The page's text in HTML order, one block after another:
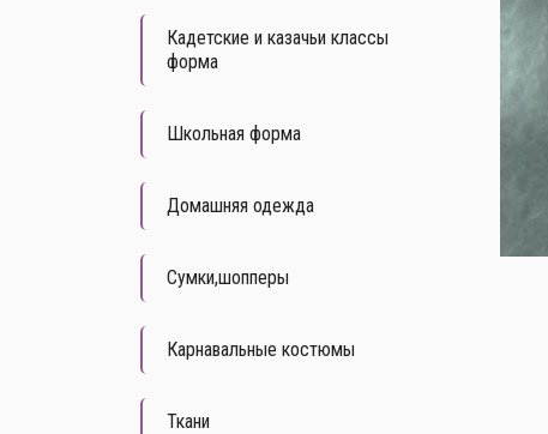
Кадетские и казачьи классы
форма
Школьная форма
Домашняя одежда
Сумки,шопперы
Карнавальные костюмы
Ткани